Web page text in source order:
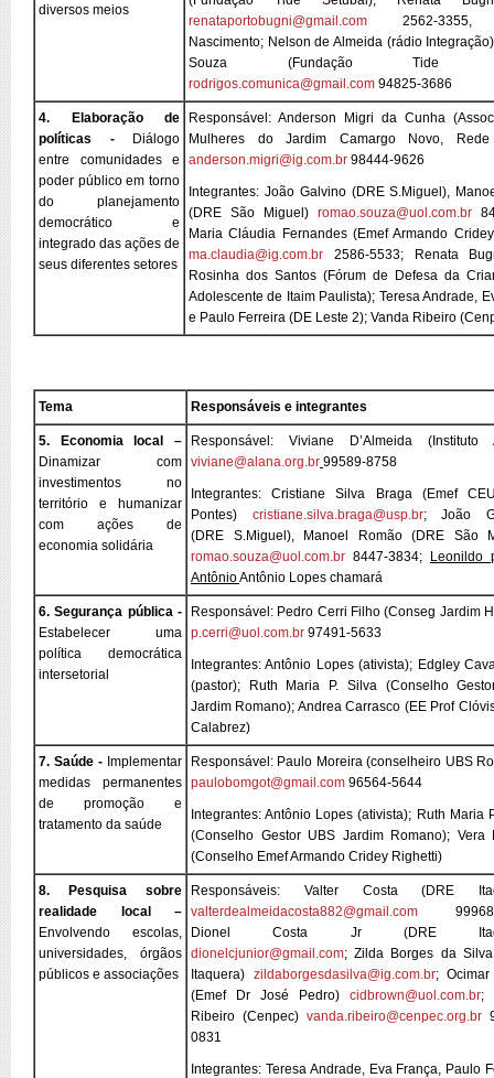
diversos meios
renataportobugni@gmail.com 2562-3355,
Nascimento; Nelson de Almeida (rádio
Souza (Fundação Tide
rodrigos.comunica@gmail.com 94825-3686
4. Elaboração de
políticas -Diálogo
entre comunidades e
poder público em torno
do planejamento
democrático e
integrado das ações de
seus diferentes setores
Responsável: Anderson Migri da Cunha
Mulheres do Jardim Camargo Novo, Rede
anderson.migri@ig.com.br 98444-9626
Integrantes: João Galvino (DRE S.Miguel),
(DRE São Miguel) romao.souza@uol.com.br
Maria Cláudia Fernandes (Emef Armando
ma.claudia@ig.com.br 2586-5533; Renata
Rosinha dos Santos (Fórum de Defesa da
Adolescente de Itaim Paulista); Teresa Andrade,
e Paulo Ferreira (DE Leste 2); Vanda Ribeiro
Tema Responsáveis e integrantes
5. Economia local –
Dinamizar com
investimentos no
território e humanizar
com ações de
economia solidária
Responsável: Viviane D’Almeida (Instituto
viviane@alana.org.br 99589-8758
Integrantes: Cristiane Silva Braga (Emef
Pontes) cristiane.silva.braga@usp.br; João
(DRE S.Miguel), Manoel Romão (DRE São
romao.souza@uol.com.br 8447-3834;
Leonildo
AntônioAntônio Lopes chamará
6. Segurança pública -
Estabelecer uma
política democrática
intersetorial
Responsável: Pedro Cerri Filho (Conseg Jardim
p.cerri@uol.com.br 97491-5633
Integrantes: Antônio Lopes (ativista); Edgley
(pastor); Ruth Maria P. Silva (Conselho
Jardim Romano); Andrea Carrasco (EE Prof
Calabrez)
7. Saúde - Implementar
medidas permanentes
de promoção e
tratamento da saúde
Responsável: Paulo Moreira (conselheiro UBS
paulobomgot@gmail.com 96564-5644
Integrantes: Antônio Lopes (ativista); Ruth Maria
(Conselho Gestor UBS Jardim Romano); Vera
(Conselho Emef Armando Cridey Righetti)
8. Pesquisa sobre
realidade local –
Envolvendo escolas,
universidades, órgãos
públicos e associações
Responsáveis: Valter Costa (DRE
valterdealmeidacosta882@gmail.com 99968-
Dionel Costa Jr (DRE
dionelcjunior@gmail.com; Zilda Borges da
Itaquera) zildaborgesdasilva@ig.com.br;
(Emef Dr José Pedro) cidbrown@uol.com.br;
Ribeiro (Cenpec) vanda.ribeiro@cenpec.org.br
0831
Integrantes: Teresa Andrade, Eva França, Paulo